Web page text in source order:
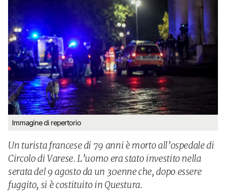
Immagine di repertorio
Un turista francese di 79 anni è morto all’ospedale di
Circolo di Varese. L’uomo era stato investito nella
serata del 9 agosto da un 30enne che, dopo essere
fuggito, si è costituito in Questura.